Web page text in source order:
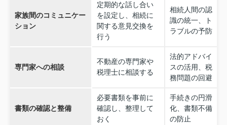
家族間のコミュニケー
ション
定期的な話し合い
を設定し、相続に
関する意見交換を
行う
相続人間の認
識の統一、ト
ラブルの予防
専門家への相談
不動産の専門家や
税理士に相談する
法的アドバイ
スの活用、税
務問題の回避
書類の確認と整備
必要書類を事前に
確認し、整理して
おく
手続きの円滑
化、書類不備
の防止